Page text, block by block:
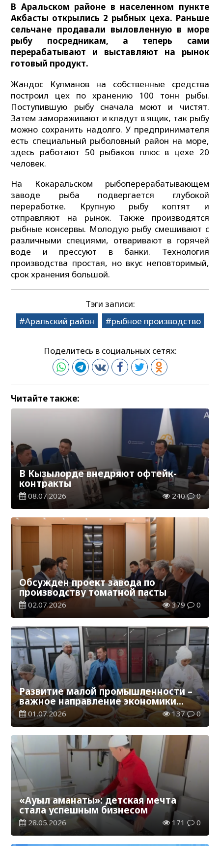
В Аральском районе в населенном пункте
Акбасты открылись 2 рыбных цеха. Раньше
сельчане продавали выловленную в море
рыбу посредникам, а теперь сами
перерабатывают и выставляют на рынок
готовый продукт.
Жандос Кулманов на собственные средства
построил цех по хранению 100 тонн рыбы.
Поступившую рыбу сначала моют и чистят.
Затем замораживают и кладут в ящик, так рыбу
можно сохранить надолго. У предпринимателя
есть специальный рыболовный район на море,
здесь работают 50 рыбаков плюс в цехе 20
человек.
На Кокаральском рыбоперерабатывающем
заводе рыба подвергается глубокой
переработке. Крупную рыбу коптят и
отправляют на рынок. Также производятся
рыбные консервы. Молодую рыбу смешивают с
различными специями, отваривают в горячей
воде и прессуют в банки. Технология
производства простая, но вкус неповторимый,
срок хранения большой.
Тэги записи:
Аральский район
рыбное производство
Поделитесь в социальных сетях:
Читайте также:
В Кызылорде внедряют офтейк-
контракты
08.07.2026 240 0
Обсужден проект завода по
производству томатной пасты
02.07.2026 379 0
Развитие малой промышленности –
важное направление экономики
региона
01.07.2026 137 0
«Ауыл аманаты»: детская мечта
стала успешным бизнесом
28.05.2026 171 0